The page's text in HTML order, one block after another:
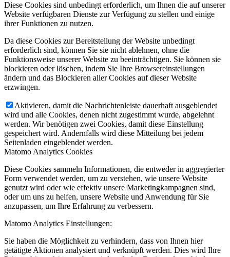
Diese Cookies sind unbedingt erforderlich, um Ihnen die auf unserer
Website verfügbaren Dienste zur Verfügung zu stellen und einige
ihrer Funktionen zu nutzen.
Da diese Cookies zur Bereitstellung der Website unbedingt
erforderlich sind, können Sie sie nicht ablehnen, ohne die
Funktionsweise unserer Website zu beeinträchtigen. Sie können sie
blockieren oder löschen, indem Sie Ihre Browsereinstellungen
ändern und das Blockieren aller Cookies auf dieser Website
erzwingen.
Aktivieren, damit die Nachrichtenleiste dauerhaft ausgeblendet
wird und alle Cookies, denen nicht zugestimmt wurde, abgelehnt
werden. Wir benötigen zwei Cookies, damit diese Einstellung
gespeichert wird. Andernfalls wird diese Mitteilung bei jedem
Seitenladen eingeblendet werden.
Matomo Analytics Cookies
Diese Cookies sammeln Informationen, die entweder in aggregierter
Form verwendet werden, um zu verstehen, wie unsere Website
genutzt wird oder wie effektiv unsere Marketingkampagnen sind,
oder um uns zu helfen, unsere Website und Anwendung für Sie
anzupassen, um Ihre Erfahrung zu verbessern.
Matomo Analytics Einstellungen:
Sie haben die Möglichkeit zu verhindern, dass von Ihnen hier
getätigte Aktionen analysiert und verknüpft werden. Dies wird Ihre